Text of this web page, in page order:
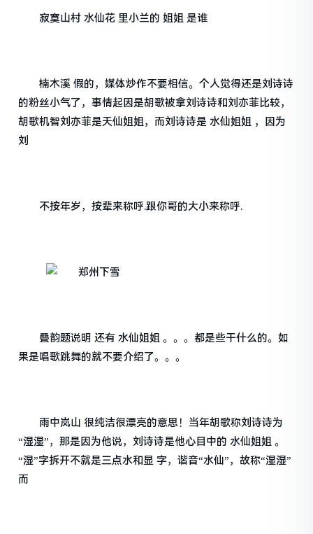
寂寞山村 水仙花 里小兰的 姐姐 是谁
楠木溪 假的，媒体炒作不要相信。个人觉得还是刘诗诗
的粉丝小气了，事情起因是胡歌被拿刘诗诗和刘亦菲比较，
胡歌机智刘亦菲是天仙姐姐，而刘诗诗是 水仙姐姐 ，因为
刘
不按年岁，按辈来称呼.跟你哥的大小来称呼.
叠韵题说明 还有 水仙姐姐 。。。都是些干什么的。如
果是唱歌跳舞的就不要介绍了。。。
雨中岚山 很纯洁很漂亮的意思！当年胡歌称刘诗诗为
“湿湿”，那是因为他说，刘诗诗是他心目中的 水仙姐姐 。
“湿”字拆开不就是三点水和显 字，谐音“水仙”，故称“湿湿”
而